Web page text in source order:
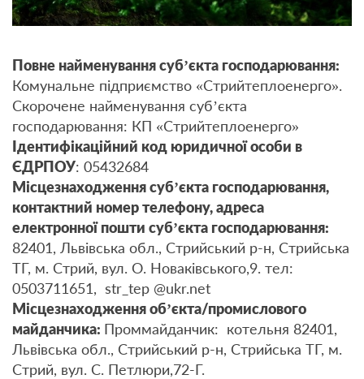
Повне найменування суб’єкта господарювання:
Комунальне підприємство «Стрийтеплоенерго».
Скорочене найменування суб’єкта
господарювання: КП «Стрийтеплоенерго»
Ідентифікаційний код юридичної особи в
ЄДРПОУ: 05432684
Місцезнаходження суб’єкта господарювання,
контактний номер телефону, адреса
електронної пошти суб’єкта господарювання:
82401, Львівська обл., Стрийський р-н, Стрийська
ТГ, м. Стрий, вул. О. Новаківського,9. тел:
0503711651, str_tep @ukr.net
Місцезнаходження об’єкта/промислового
майданчика: Проммайданчик: котельня 82401,
Львівська обл., Стрийський р-н, Стрийська ТГ, м.
Стрий, вул. С. Петлюри,72-Г.